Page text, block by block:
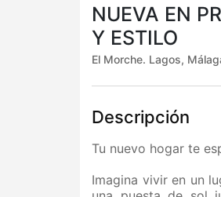
NUEVA EN
Y ESTILO
El Morche. Lagos,
Descripción
Tu nuevo hogar te
Imagina vivir en un